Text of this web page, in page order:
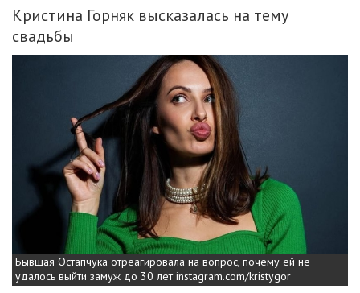
Кристина Горняк высказалась на тему
свадьбы
Бывшая Остапчука отреагировала на вопрос, почему ей не
удалось выйти замуж до 30 лет instagram.com/kristygor